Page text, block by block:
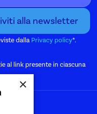
dalla Privacy policy*.
al link presente in ciascuna
×